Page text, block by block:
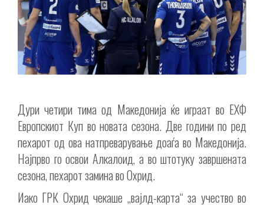
Дури четири тима од Македонија ќе играат во ЕХФ
Европскиот Куп во новата сезона. Две години по ред
пехарот од ова натпреварување доаѓа во Македонија.
Најпрво го освои Алкалоид, а во штотуку завршената
сезона, пехарот замина во Охрид.
Иако ГРК Охрид чекаше „вајлд-карта“ за учество во